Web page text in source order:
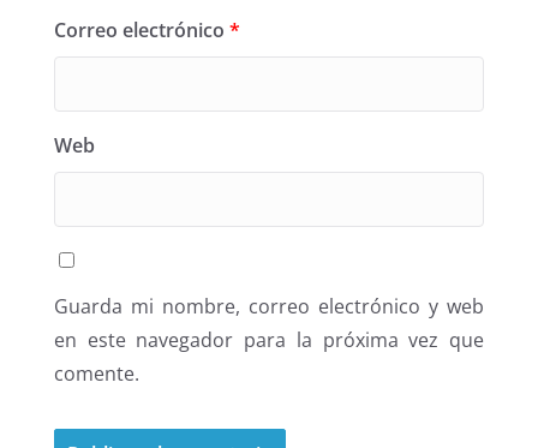
Correo electrónico *
Web
Guarda mi nombre, correo electrónico y web
en este navegador para la próxima vez que
comente.